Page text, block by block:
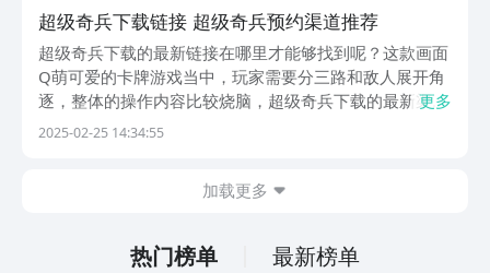
超级奇兵下载链接 超级奇兵预约渠道推荐
超级奇兵下载的最新链接在哪里才能够找到呢？这款画面
Q萌可爱的卡牌游戏当中，玩家需要分三路和敌人展开角
逐，整体的操作内容比较烧脑，超级奇兵下载的最新渠道
本次小编就专门给大家盘点出来啦，希望这次内容可以帮
更多
2025-02-25 14:34:55
加载更多
热门榜单 最新榜单